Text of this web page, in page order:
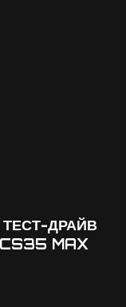
ДРАЙВ
MAX